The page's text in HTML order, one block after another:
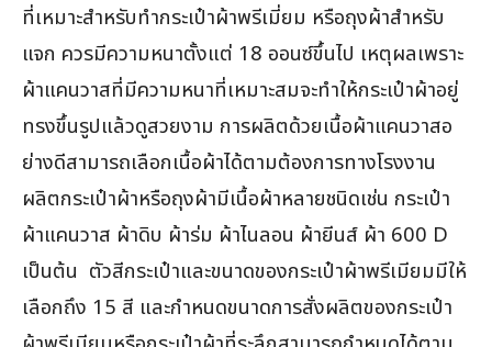
ที่เหมาะสำหรับทำกระเป๋าผ้าพรีเมี่ยม หรือถุงผ้าสำหรับ
แจก ควรมีความหนาตั้งแต่ 18 ออนซ์ขึ้นไป เหตุผลเพราะ
ผ้าแคนวาสที่มีความหนาที่เหมาะสมจะทำให้กระเป๋าผ้าอยู่
ทรงขึ้นรูปแล้วดูสวยงาม การผลิตด้วยเนื้อผ้าแคนวาสอ
ย่างดีสามารถเลือกเนื้อผ้าได้ตามต้องการทางโรงงาน
ผลิตกระเป๋าผ้าหรือถุงผ้ามีเนื้อผ้าหลายชนิดเช่น กระเป๋า
ผ้าแคนวาส ผ้าดิบ ผ้าร่ม ผ้าไนลอน ผ้ายีนส์ ผ้า 600 D
เป็นต้น ตัวสีกระเป๋าและขนาดของกระเป๋าผ้าพรีเมียมมีให้
เลือกถึง 15 สี และกำหนดขนาดการสั่งผลิตของกระเป๋า